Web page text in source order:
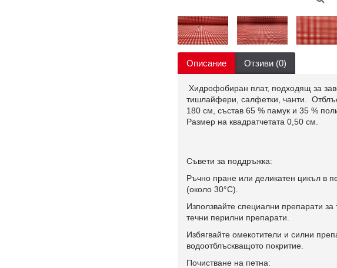
Описание Отзиви (0)
Хидрофобиран плат, подходящ за
тишлайфери, салфетки, чанти.
180 см, състав 65 % памук и 35 %
Размер на квадратчетата 0,50 см.
Съвети за поддръжка:
Ръчно пране или деликатен цикъл в
(около 30°C).
Използвайте специални препарати за
течни перилни препарати.
Избягвайте омекотители и силни
водоотблъскващото покритие.
Почистване на петна: